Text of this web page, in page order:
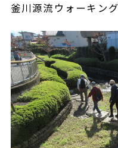
釜川源流ウォーキン